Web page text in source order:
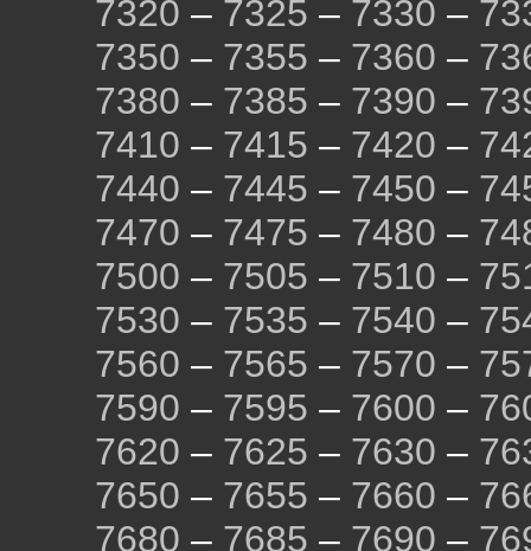
7320 – 7325 – 7330 –
7350 – 7355 – 7360 –
7380 – 7385 – 7390 –
7410 – 7415 – 7420 –
7440 – 7445 – 7450 –
7470 – 7475 – 7480 –
7500 – 7505 – 7510 –
7530 – 7535 – 7540 –
7560 – 7565 – 7570 –
7590 – 7595 – 7600 –
7620 – 7625 – 7630 –
7650 – 7655 – 7660 –
7680 – 7685 – 7690 –